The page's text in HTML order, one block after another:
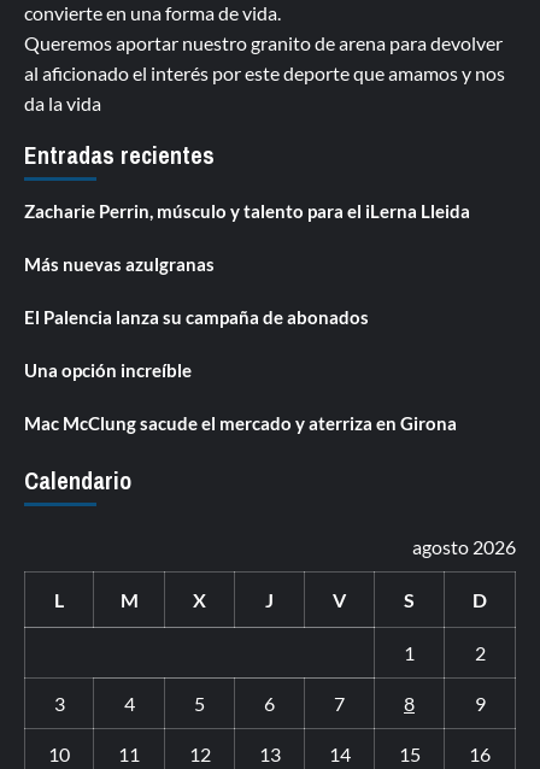
convierte en una forma de vida.
Queremos aportar nuestro granito de arena para devolver
al aficionado el interés por este deporte que amamos y nos
da la vida
Entradas recientes
Zacharie Perrin, músculo y talento para el iLerna Lleida
Más nuevas azulgranas
El Palencia lanza su campaña de abonados
Una opción increíble
Mac McClung sacude el mercado y aterriza en Girona
Calendario
agosto 2026
L M X J V S D
1 2
3 4 5 6 7 8 9
10 11 12 13 14 15 16